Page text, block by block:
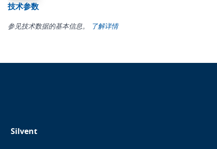
技术参数
参见技术数据的基本信息。 了解详情
Silvent